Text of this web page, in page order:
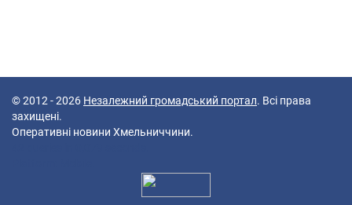
© 2012 - 2026 Незалежний громадський портал. Всі права
захищені.
Оперативні новини Хмельниччини.